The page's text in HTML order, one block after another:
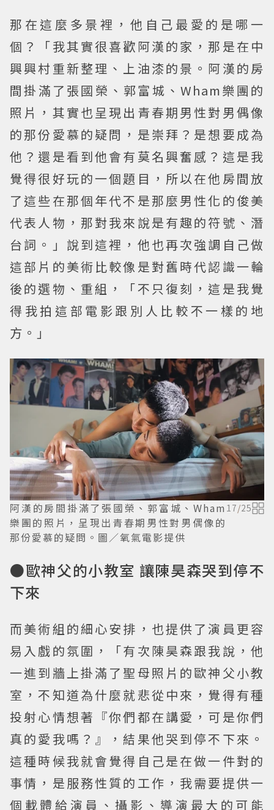
那在這麼多景裡，他自己最愛的是哪一
個？「我其實很喜歡阿漢的家，那是在中
興興村重新整理、上油漆的景。阿漢的房
間掛滿了張國榮、郭富城、Wham樂團的
照片，其實也呈現出青春期男性對男偶像
的那份愛慕的疑問，是崇拜？是想要成為
他？還是看到他會有莫名興奮感？這是我
覺得很好玩的一個題目，所以在他房間放
了這些在那個年代不是那麼男性化的俊美
代表人物，那對我來說是有趣的符號、潛
台詞。」說到這裡，他也再次強調自己做
這部片的美術比較像是對舊時代認識一輪
後的選物、重組，「不只復刻，這是我覺
得我拍這部電影跟別人比較不一樣的地
方。」
阿漢的房間掛滿了張國榮、郭富城、Wham
樂團的照片，呈現出青春期男性對男偶像的
那份愛慕的疑問。圖／氧氣電影提供
17/25
●歐神父的小教室 讓陳昊森哭到停不
下來
而美術組的細心安排，也提供了演員更容
易入戲的氛圍，「有次陳昊森跟我說，他
一進到牆上掛滿了聖母照片的歐神父小教
室，不知道為什麼就悲從中來，覺得有種
投射心情想著『你們都在講愛，可是你們
真的愛我嗎？』，結果他哭到停不下來。
這種時候我就會覺得自己是在做一件對的
事情，是服務性質的工作，我需要提供一
個載體給演員、攝影、導演最大的可能